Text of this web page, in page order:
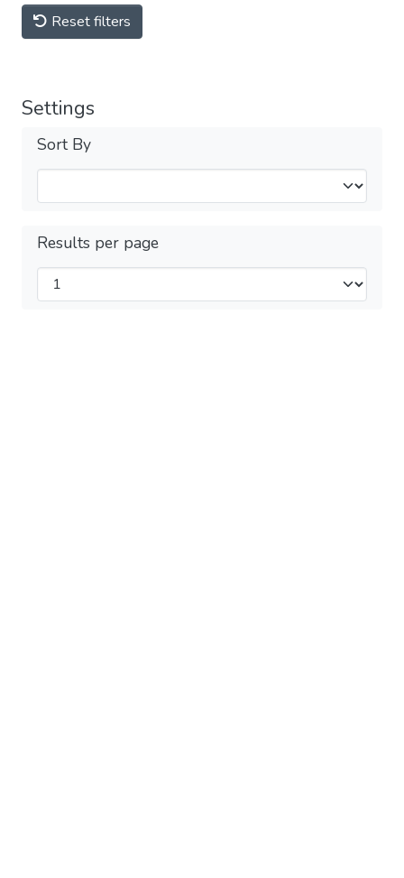
Reset filters
Settings
Sort By
Results per page